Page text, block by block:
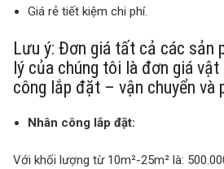
Giá rẻ tiết kiệm chi phí.
Lưu ý: Đơn giá tất cả các sản
lý của chúng tôi là đơn giá
công lắp đặt – vận chuyển và
Nhân công lắp đặt:
Với khối lượng từ 10m²-25m² là: